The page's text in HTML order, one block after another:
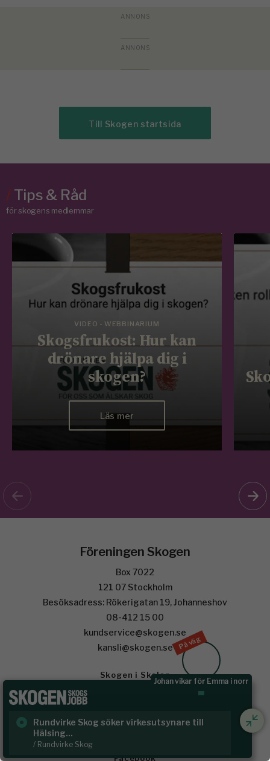
Till Skogen startsida
/Tips & Råd
för skogens medlemmar
VIDEO - WEBBINARIUM
Skogsfrukost: Hur kan
drönare hjälpa dig i
skogen?
Läs mer
På väg
Johan vikar för Emma i norr
Rundvirke Skog söker virkesutsynare till
Hälsing...
/ Rundvirke Skog
Föreningen Skogen
Box 7022
121 07 Stockholm
Besöksadress: Rökerigatan 19, Johanneshov
08-412 15 00
kundservice@skogen.se
kansli@skogen.se
Skogen i Skolan
Annonsera
Facebook